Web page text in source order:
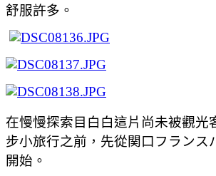
舒服許多。
在慢慢探索目白白這片尚未被觀光
步小旅行之前，先從関口フランス
開始。